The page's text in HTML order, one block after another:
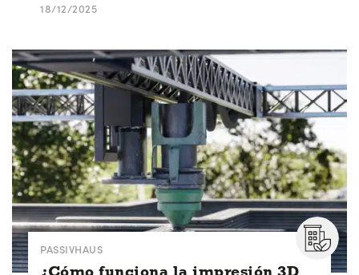
18/12/2025
PASSIVHAUS